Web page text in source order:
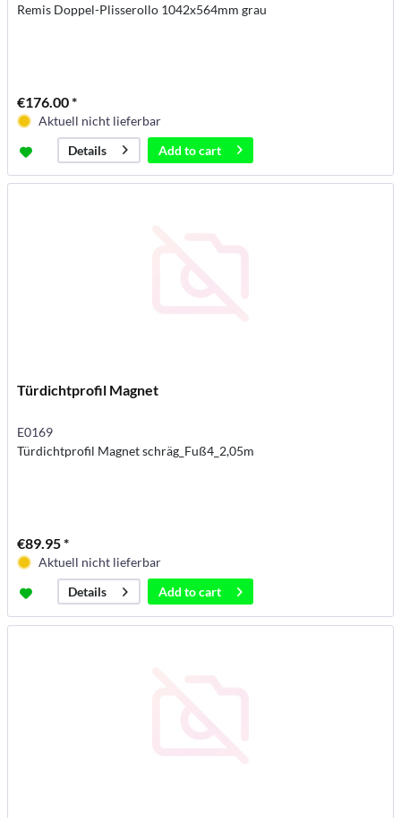
Remis Doppel-Plisserollo 1042x564mm grau
€176.00 *
Aktuell nicht lieferbar
Details
Add tocart
Türdichtprofil Magnet
E0169
Türdichtprofil Magnet schräg_Fuß4_2,05m
€89.95 *
Aktuell nicht lieferbar
Details
Add tocart